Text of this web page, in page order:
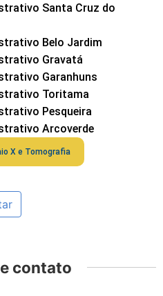
Santa Cruz do
Belo Jardim
Gravatá
Garanhuns
Toritama
Pesqueira
Arcoverde
X e Tomografia
contato